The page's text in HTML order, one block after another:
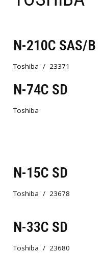
N-210C SAS/B
Toshiba 23371
N-74C SD
Toshiba
N-15C SD
Toshiba 23678
N-33C SD
Toshiba 23680